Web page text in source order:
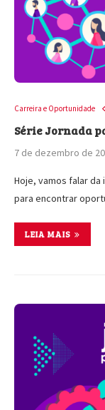
Carreira e Oportunidade
Série Jornada
7 de dezembro de
Hoje, vamos falar
para encontrar
LEIA MAIS